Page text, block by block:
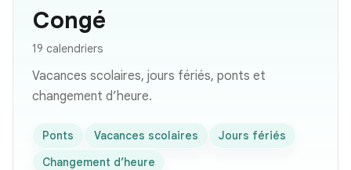
Congé
19 calendriers
Vacances scolaires, jours fériés, ponts et
changement d’heure.
Ponts Vacances scolaires
Jours fériés
Changement d’heure